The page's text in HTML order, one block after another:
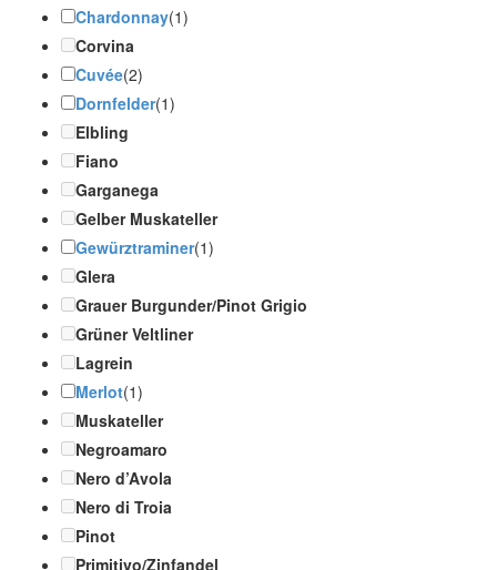
Chardonnay(1)
Corvina
Cuvée(2)
Dornfelder(1)
Elbling
Fiano
Garganega
Gelber Muskateller
Gewürztraminer(1)
Glera
Grauer Burgunder/Pinot Grigio
Grüner Veltliner
Lagrein
Merlot(1)
Muskateller
Negroamaro
Nero d’Avola
Nero di Troia
Pinot
Primitivo/Zinfandel